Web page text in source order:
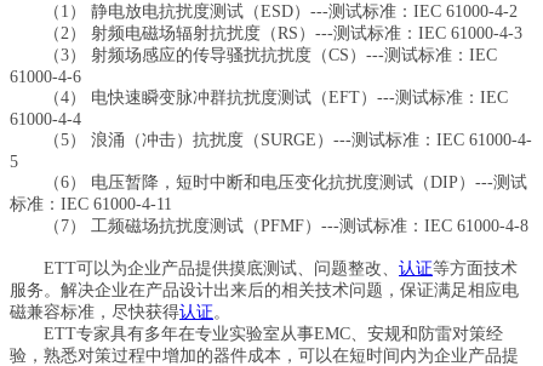
（ 1） 静电放电抗扰度测试（ESD）---测试标准：IEC 61000-4-2
（ 2） 射频电磁场辐射抗扰度（RS）---测试标准：IEC 61000-4-3
（3） 射频场感应的传导骚扰抗扰度（CS）---测试标准：IEC
61000-4-6
（4） 电快速瞬变脉冲群抗扰度测试（EFT）---测试标准：IEC
61000-4-4
（5） 浪涌（冲击）抗扰度（SURGE）---测试标准：IEC 61000-4-
5
（6） 电压暂降，短时中断和电压变化抗扰度测试（DIP）---测试
标准：IEC 61000-4-11
（ 7） 工频磁场抗扰度测试（PFMF）---测试标准：IEC 61000-4-8
ETT可以为企业产品提供摸底测试、问题整改、 认证等方面技术
服务。解决企业在产品设计出来后的相关技术问题，保证满足相应电
磁兼容标准，尽快获得认证 。
ETT专家具有多年在专业实验室从事EMC、安规和防雷对策经
验，熟悉对策过程中增加的器件成本，可以在短时间内为企业产品提